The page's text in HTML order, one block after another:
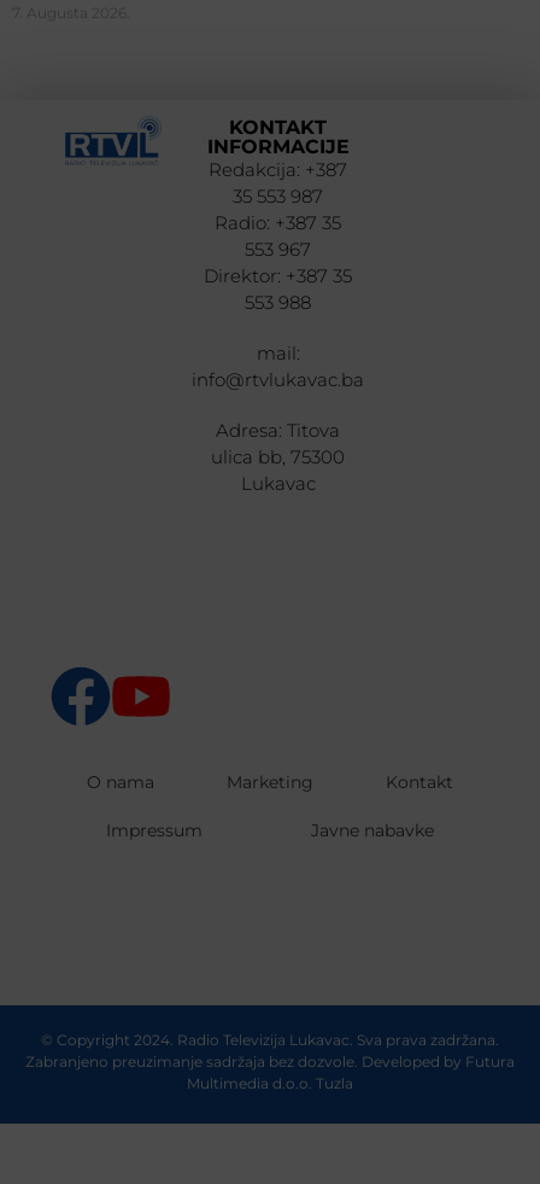
7. Augusta 2026.
KONTAKT
INFORMACIJE
Redakcija: +387
35 553 987
Radio: +387 35
553 967
Direktor: +387 35
553 988
mail:
info@rtvlukavac.ba
Adresa: Titova
ulica bb, 75300
Lukavac
O nama Marketing Kontakt
Impressum Javne nabavke
© Copyright 2024. Radio Televizija Lukavac. Sva prava zadržana.
Zabranjeno preuzimanje sadržaja bez dozvole. Developed by Futura
Multimedia d.o.o. Tuzla